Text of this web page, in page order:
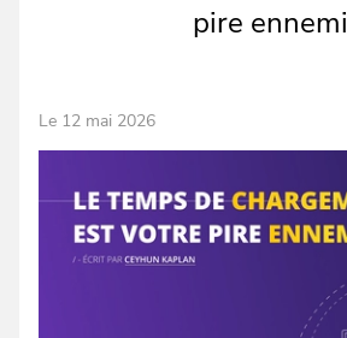
pire ennemi
Le 12 mai 2026